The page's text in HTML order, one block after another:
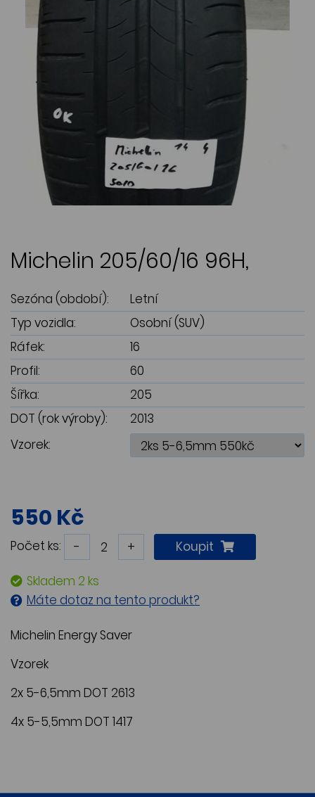
Michelin 205/60/16 96H,
Sezóna (období):
Letní
Typ vozidla:
Osobní (SUV)
Ráfek:
16
Profil:
60
Šířka:
205
DOT (rok výroby):
2013
Vzorek:
550 Kč
Počet ks: - + Koupit
Skladem 2 ks
Máte dotaz na tento produkt?
Michelin Energy Saver
Vzorek
2x 5-6,5mm DOT 2613
4x 5-5,5mm DOT 1417